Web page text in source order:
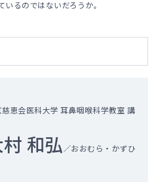
るのではないだろうか。
慈恵会医科大学 耳鼻咽喉科学教室 講
和弘／おおむら・かずひ